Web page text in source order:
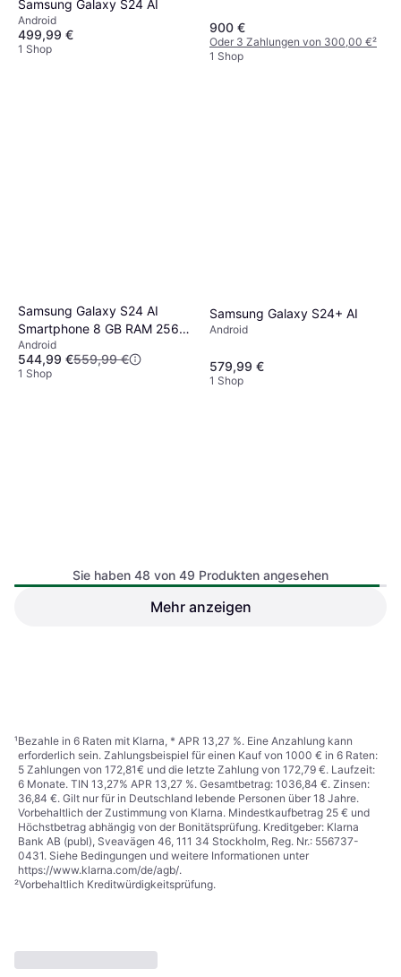
Samsung Galaxy S24 AI
Android
499,99 €
1 Shop
900 €
Oder 3 Zahlungen von 300,00 €²
1 Shop
Samsung Galaxy S24 AI
Smartphone 8 GB RAM 256
GB Speicher
Android
544,99 €559,99 €
1 Shop
Samsung Galaxy S24+ AI
Android
579,99 €
1 Shop
Sie haben 48 von 49 Produkten angesehen
Mehr anzeigen
¹Bezahle in 6 Raten mit Klarna, * APR 13,27 %. Eine Anzahlung kann
erforderlich sein. Zahlungsbeispiel für einen Kauf von 1000 € in 6 Raten:
5 Zahlungen von 172,81€ und die letzte Zahlung von 172,79 €. Laufzeit:
6 Monate. TIN 13,27% APR 13,27 %. Gesamtbetrag: 1036,84 €. Zinsen:
36,84 €. Gilt nur für in Deutschland lebende Personen über 18 Jahre.
Vorbehaltlich der Zustimmung von Klarna. Mindestkaufbetrag 25 € und
Höchstbetrag abhängig von der Bonitätsprüfung. Kreditgeber: Klarna
Bank AB (publ), Sveavägen 46, 111 34 Stockholm, Reg. Nr.: 556737-
0431. Siehe Bedingungen und weitere Informationen unter
https://www.klarna.com/de/agb/.
²Vorbehaltlich Kreditwürdigkeitsprüfung.